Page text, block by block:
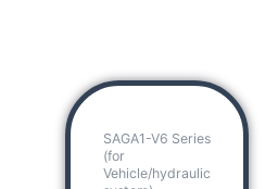
SAGA1-V6 Series
(for
Vehicle/hydraulic